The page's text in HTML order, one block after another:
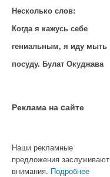
Несколько слов:
Когда я кажусь себе
гениальным, я иду мыть
посуду. Булат Окуджава
Реклама на cайте
Наши рекламные
предложения заслуживают
внимания. Подробнее